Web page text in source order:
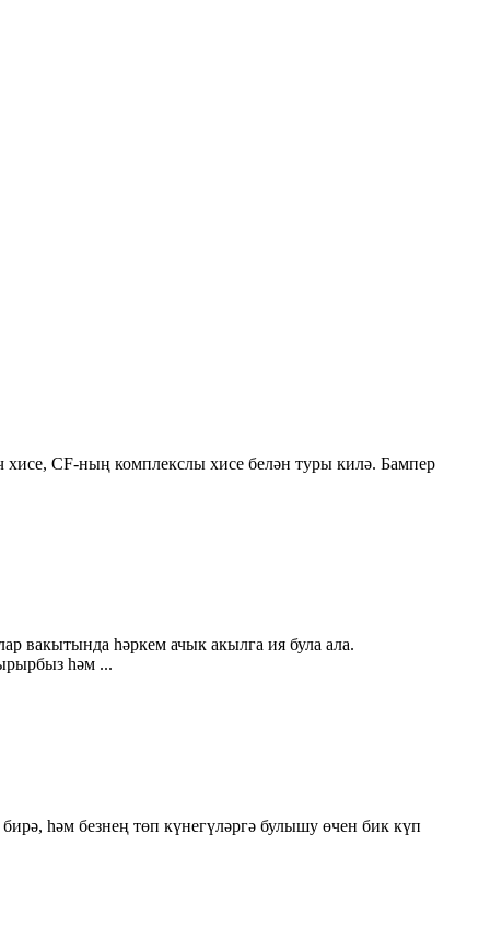
хисе, CF-ның комплекслы хисе белән туры килә. Бампер
вакытында һәркем ачык акылга ия була ала.
һәм ...
һәм безнең төп күнегүләргә булышу өчен бик күп